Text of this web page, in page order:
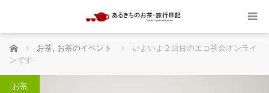
ホーム お茶, お茶のイベント
いよいよ２回目のエコ茶会オンライ
ンです
お茶